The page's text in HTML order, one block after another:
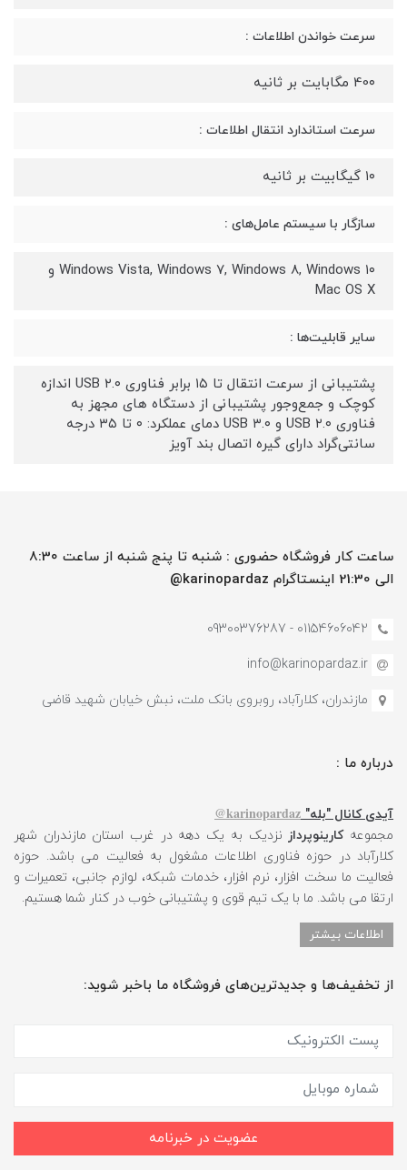
سرعت خواندن اطلاعات :
40۰ مگابایت بر ثانیه
سرعت استاندارد انتقال اطلاعات :
۱۰ گیگابیت بر ثانیه
سازگار با سیستم‌ عامل‌های :
Windows Vista, Windows ۷, Windows ۸, Windows ۱۰ و
Mac OS X
سایر قابلیت‌ها :
پشتیبانی از سرعت انتقال تا ۱۵ برابر فناوری USB ۲.۰ اندازه
کوچک و جمع‌وجور پشتیبانی از دستگاه های مجهز به
فناوری USB ۲.۰ و USB ۳.۰ دمای عملکرد: ۰ تا ۳۵ درجه
سانتی‌گراد دارای گیره اتصال بند آویز
ساعت کار فروشگاه حضوری : شنبه تا پنج شنبه از ساعت 8:30
الی 21:30 اینستاگرام karinopardaz@
01154606042 - 09300376287
info@karinopardaz.ir
مازندران، کلارآباد، روبروی بانک ملت، نبش خیابان شهید قاضی
درباره ما :
آیدی کانال "بله" karinopardaz@
مجموعهکارینوپرداز نزدیک به یک دهه در غرب استان مازندران شهر
کلارآباد در حوزه فناوری اطلاعات مشغول به فعالیت می باشد. حوزه
فعالیت ما سخت افزار، نرم افزار، خدمات شبکه، لوازم جانبی، تعمیرات و
ارتقا می باشد. ما با یک تیم قوی و پشتیبانی خوب در کنار شما هستیم.
اطلاعات بیشتر
از تخفیف‌ها و جدیدترین‌های فروشگاه ما باخبر شوید:
عضویت در خبرنامه